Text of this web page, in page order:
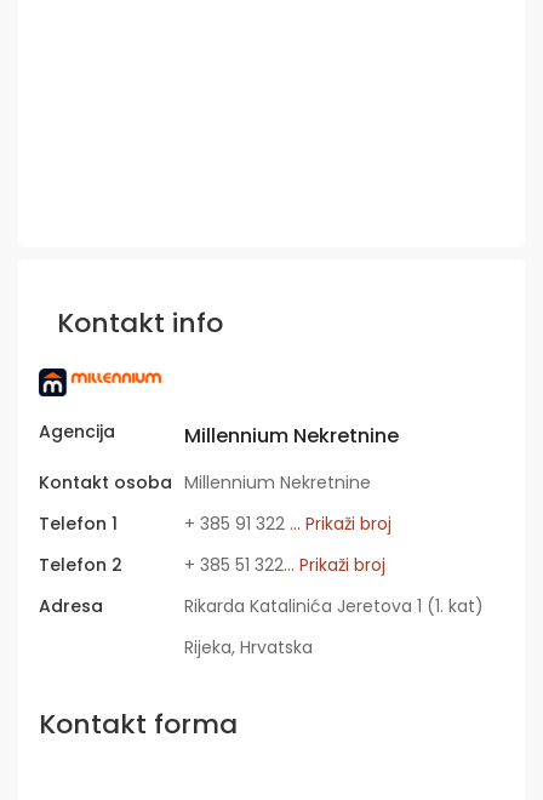
Kontakt info
Agencija Millennium Nekretnine
Kontakt osoba Millennium Nekretnine
Telefon 1
+ 385 91 322 ... Prikaži broj
Telefon 2
+ 385 51 322... Prikaži broj
Adresa
Rikarda Katalinića Jeretova 1 (1. kat)
Rijeka, Hrvatska
Kontakt forma